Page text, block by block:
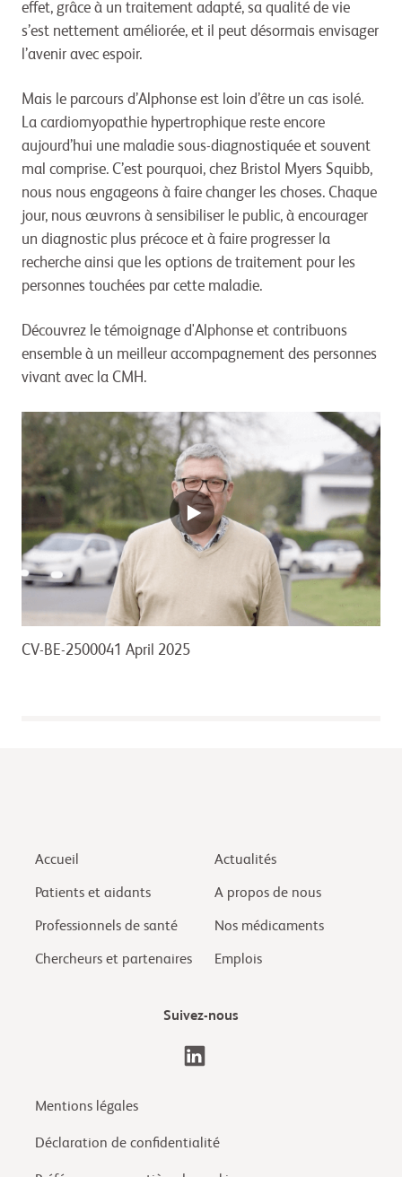
effet, grâce à un traitement adapté, sa qualité de vie
s’est nettement améliorée, et il peut désormais envisager
l’avenir avec espoir.
Mais le parcours d’Alphonse est loin d’être un cas isolé.
La cardiomyopathie hypertrophique reste encore
aujourd’hui une maladie sous-diagnostiquée et souvent
mal comprise. C’est pourquoi, chez Bristol Myers Squibb,
nous nous engageons à faire changer les choses. Chaque
jour, nous œuvrons à sensibiliser le public, à encourager
un diagnostic plus précoce et à faire progresser la
recherche ainsi que les options de traitement pour les
personnes touchées par cette maladie.
Découvrez le témoignage d'Alphonse et contribuons
ensemble à un meilleur accompagnement des personnes
vivant avec la CMH.
CV-BE-2500041 April 2025
Accueil
Patients et aidants
Professionnels de santé
Chercheurs et partenaires
Actualités
A propos de nous
Nos médicaments
Emplois
Suivez-nous
Mentions légales
Déclaration de confidentialité